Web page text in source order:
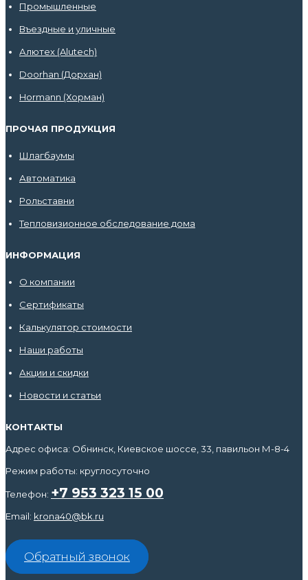
Промышленные
Въездные и уличные
Алютех (Alutech)
Doorhan (Дорхан)
Hormann (Хорман)
ПРОЧАЯ ПРОДУКЦИЯ
Шлагбаумы
Автоматика
Рольставни
Тепловизионное обследование дома
ИНФОРМАЦИЯ
О компании
Сертификаты
Калькулятор стоимости
Наши работы
Акции и скидки
Новости и статьи
КОНТАКТЫ
Адрес офиса: Обнинск, Киевское шоссе, 33, павильон М-8-4
Режим работы: круглосуточно
Телефон: +7 953 323 15 00
Email: krona40@bk.ru
Обратный звонок